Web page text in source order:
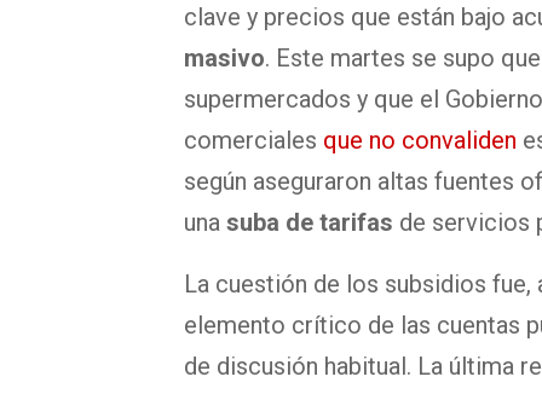
clave y precios que están bajo
masivo. Este martes se supo
supermercados y que el
comerciales que no convaliden
según aseguraron altas fuentes
una suba de tarifas de servicios
La cuestión de los subsidios
elemento crítico de las cuentas
de discusión habitual. La última